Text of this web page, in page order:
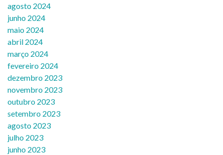
agosto 2024
junho 2024
maio 2024
abril 2024
março 2024
fevereiro 2024
dezembro 2023
novembro 2023
outubro 2023
setembro 2023
agosto 2023
julho 2023
junho 2023